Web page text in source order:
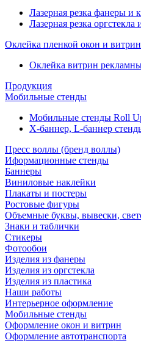
Лазерная резка фанеры и
Лазерная резка оргстекла
Оклейка пленкой окон и витрин
Оклейка витрин
Продукция
Мобильные стенды
Мобильные стенды Roll
Х-баннер, L-баннер
Пресс воллы (бренд воллы)
Иформационные стенды
Баннеры
Виниловые наклейки
Плакаты и постеры
Ростовые фигуры
Объемные буквы, вывески,
Знаки и таблички
Стикеры
Фотообои
Изделия из фанеры
Изделия из оргстекла
Изделия из пластика
Наши работы
Интерьерное оформление
Мобильные стенды
Оформление окон и витрин
Оформление автотранспорта